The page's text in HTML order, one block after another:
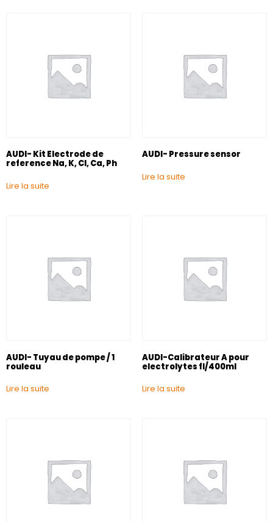
AUDI- Kit Electrode de
reference Na, K, Cl, Ca, Ph
Lire la suite
AUDI- Pressure sensor
Lire la suite
AUDI- Tuyau de pompe / 1
rouleau
Lire la suite
AUDI-Calibrateur A pour
electrolytes fl/400ml
Lire la suite